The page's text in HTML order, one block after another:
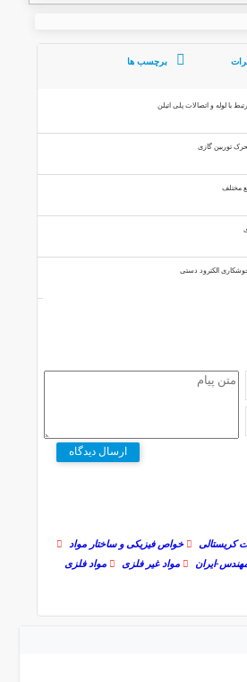
برچسب ها
با لوله و اتصالات پلی اتیلن
توربین گازی
مختلف
جوشکاری الکترود دستی
ارسال دیدگاه
کریستالی
خواص فیزیکی و ساختار مواد
ایران مواد غیر فلزی
مواد فلزی